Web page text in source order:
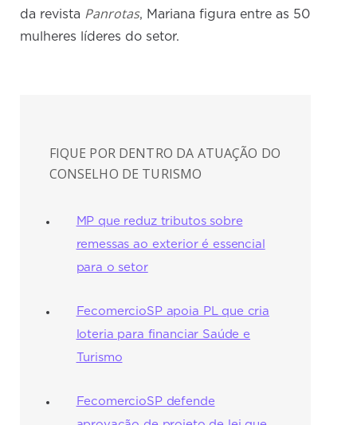
da revista Panrotas, Mariana figura entre as 50
mulheres líderes do setor.
FIQUE POR DENTRO DA ATUAÇÃO DO
CONSELHO DE TURISMO
MP que reduz tributos sobre
remessas ao exterior é essencial
para o setor
FecomercioSP apoia PL que cria
loteria para financiar Saúde e
Turismo
FecomercioSP defende